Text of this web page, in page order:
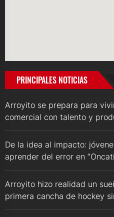
PRINCIPALES NOTICIAS
Arroyito se prepara para
comercial con talento y
De la idea al impacto:
aprender del error en
Arroyito hizo realidad un
primera cancha de hockey